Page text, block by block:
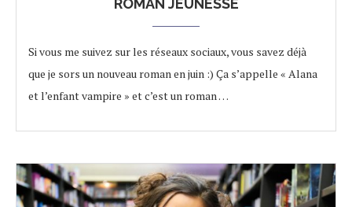
Si vous me suivez sur les réseaux sociaux, vous savez déjà
que je sors un nouveau roman en juin :) Ça s’appelle « Alana
et l’enfant vampire » et c’est un roman …